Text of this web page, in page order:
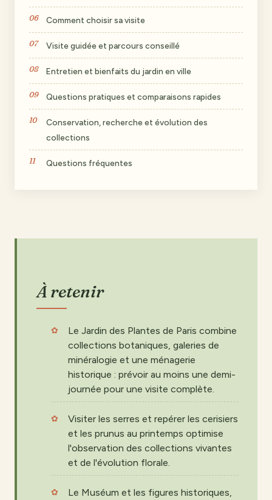
Comment choisir sa visite
Visite guidée et parcours conseillé
Entretien et bienfaits du jardin en ville
Questions pratiques et comparaisons rapides
Conservation, recherche et évolution des
collections
Questions fréquentes
À retenir
Le Jardin des Plantes de Paris combine
collections botaniques, galeries de
minéralogie et une ménagerie
historique : prévoir au moins une demi-
journée pour une visite complète.
Visiter les serres et repérer les cerisiers
et les prunus au printemps optimise
l'observation des collections vivantes
et de l'évolution florale.
Le Muséum et les figures historiques,